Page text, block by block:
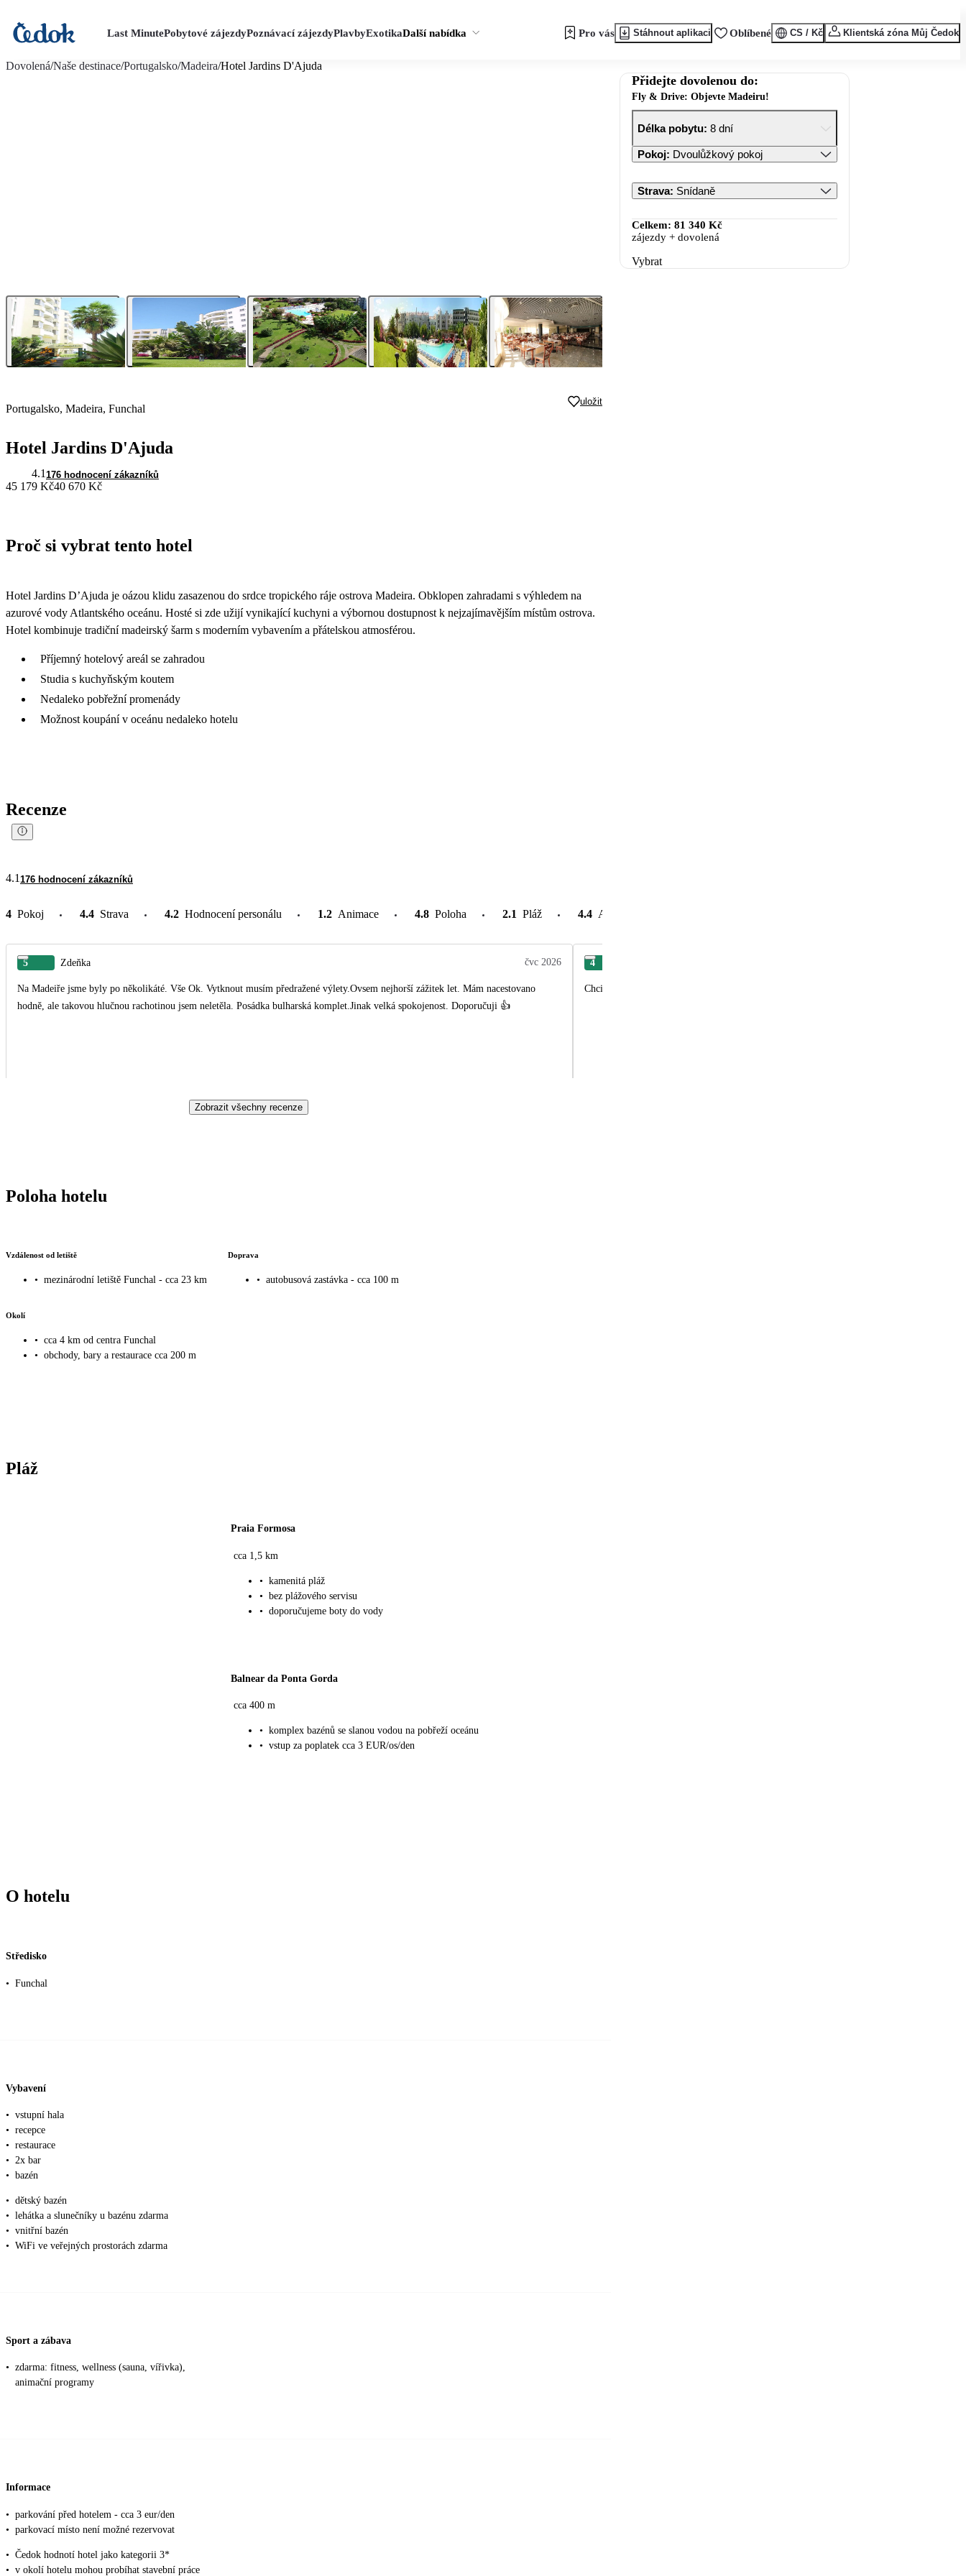
Last MinutePobytové zájezdyPoznávací zájezdyPlavbyExotikaDalší nabídka Pro vás Stáhnout aplikaci Oblíbené CS / Kč Klientská zóna Můj Čedok
Dovolená/Naše destinace/Portugalsko/Madeira/Hotel Jardins D'Ajuda
Portugalsko, Madeira, Funchal
uložit
Hotel Jardins D'Ajuda
4.1 176 hodnocení zákazníků
45 179 Kč40 670 Kč
Proč si vybrat tento hotel
Hotel Jardins D’Ajuda je oázou klidu zasazenou do srdce tropického ráje ostrova Madeira. Obklopen zahradami s výhledem na
azurové vody Atlantského oceánu. Hosté si zde užijí vynikající kuchyni a výbornou dostupnost k nejzajímavějším místům ostrova.
Hotel kombinuje tradiční madeirský šarm s moderním vybavením a přátelskou atmosférou.
Příjemný hotelový areál se zahradou
Studia s kuchyňským koutem
Nedaleko pobřežní promenády
Možnost koupání v oceánu nedaleko hotelu
Recenze
4.1 176 hodnocení zákazníků
4 Pokoj 4.4 Strava 4.2 Hodnocení personálu 1.2 Animace 4.8 Poloha 2.1 Pláž 4.4 Atrakce v okolí
5 Zdeňka čvc 2026
Na Madeiře jsme byly po několikáté. Vše Ok. Vytknout musím předražené výlety.Ovsem nejhorší zážitek let. Mám nacestovano
hodně, ale takovou hlučnou rachotinou jsem neletěla. Posádka bulharská komplet.Jinak velká spokojenost. Doporučuji 👍
4
Chci poděkovat delegátovi Vojtěchovi za ochotu pomáhat s čímkoli, za jeho péči o hosty a
Zobrazit všechny recenze
Poloha hotelu
Vzdálenost od letiště
• mezinárodní letiště Funchal - cca 23 km
Doprava
• autobusová zastávka - cca 100 m
Okolí
• cca 4 km od centra Funchal
• obchody, bary a restaurace cca 200 m
Pláž
Praia Formosa
cca 1,5 km
• kamenitá pláž
• bez plážového servisu
• doporučujeme boty do vody
Balnear da Ponta Gorda
cca 400 m
• komplex bazénů se slanou vodou na pobřeží oceánu
• vstup za poplatek cca 3 EUR/os/den
O hotelu
Středisko
• Funchal
Vybavení
• vstupní hala
• recepce
• restaurace
• 2x bar
• bazén
• dětský bazén
• lehátka a slunečníky u bazénu zdarma
• vnitřní bazén
• WiFi ve veřejných prostorách zdarma
Sport a zábava
• zdarma: fitness, wellness (sauna, vířivka),
animační programy
Informace
• parkování před hotelem - cca 3 eur/den
• parkovací místo není možné rezervovat
• Čedok hodnotí hotel jako kategorii 3*
• v okolí hotelu mohou probíhat stavební práce
Přidejte dovolenou do:
Fly & Drive: Objevte Madeiru!
Délka pobytu: 8 dní
Pokoj: Dvoulůžkový pokoj
Strava: Snídaně
Celkem: 81 340 Kč
zájezdy + dovolená
Vybrat